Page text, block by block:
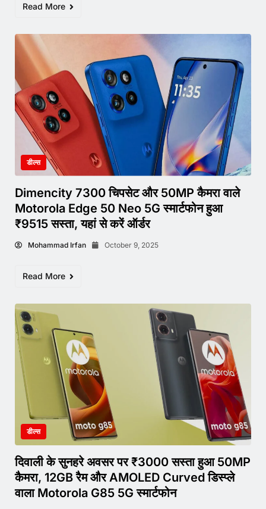
Read More
डील्स
Dimencity 7300 चिपसेट और 50MP कैमरा वाले
Motorola Edge 50 Neo 5G स्मार्टफोन हुआ
₹9515 सस्ता, यहां से करें ऑर्डर
Mohammad Irfan October 9, 2025
Read More
डील्स
दिवाली के सुनहरे अवसर पर ₹3000 सस्ता हुआ 50MP
कैमरा, 12GB रैम और AMOLED Curved डिस्प्ले
वाला Motorola G85 5G स्मार्टफोन